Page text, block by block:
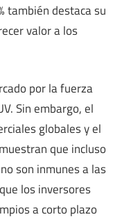
también destaca su
valor a los
por la fuerza
Sin embargo, el
globales y el
que incluso
son inmunes a las
los inversores
a corto plazo